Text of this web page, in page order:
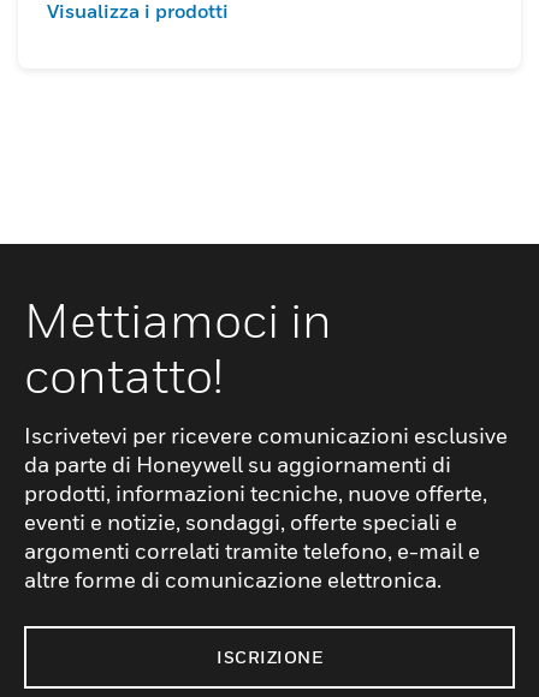
Visualizza i prodotti
Mettiamoci in
contatto!
Iscrivetevi per ricevere comunicazioni esclusive
da parte di Honeywell su aggiornamenti di
prodotti, informazioni tecniche, nuove offerte,
eventi e notizie, sondaggi, offerte speciali e
argomenti correlati tramite telefono, e-mail e
altre forme di comunicazione elettronica.
ISCRIZIONE